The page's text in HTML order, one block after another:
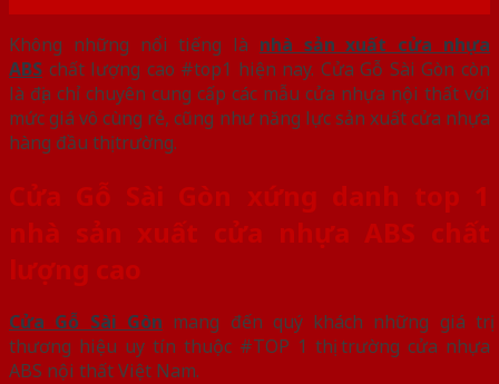
Không những nổi tiếng là nhà sản xuất cửa nhựa
ABS chất lượng cao #top1 hiện nay. Cửa Gỗ Sài Gòn còn
là địa chỉ chuyên cung cấp các mẫu cửa nhựa nội thất với
mức giá vô cùng rẻ, cũng như năng lực sản xuất cửa nhựa
hàng đầu thị trường.
Cửa Gỗ Sài Gòn xứng danh top 1
nhà sản xuất cửa nhựa ABS chất
lượng cao
Cửa Gỗ Sài Gòn mang đến quý khách những giá trị
thương hiệu uy tín thuộc #TOP 1 thị trường cửa nhựa
ABS nội thất Việt Nam.